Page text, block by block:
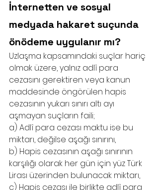
İnternetten ve sosyal
medyada hakaret suçunda
önödeme uygulanır mı?
Uzlaşma kapsamındaki suçlar hariç
olmak üzere, yalnız adlî para
cezasını gerektiren veya kanun
maddesinde öngörülen hapis
cezasının yukarı sınırı altı ayı
aşmayan suçların faili;
a) Adlî para cezası maktu ise bu
miktarı, değilse aşağı sınırını,
b) Hapis cezasının aşağı sınırının
karşılığı olarak her gün için yüz Türk
Lirası üzerinden bulunacak miktarı,
c) Hapis cezası ile birlikte adlî para